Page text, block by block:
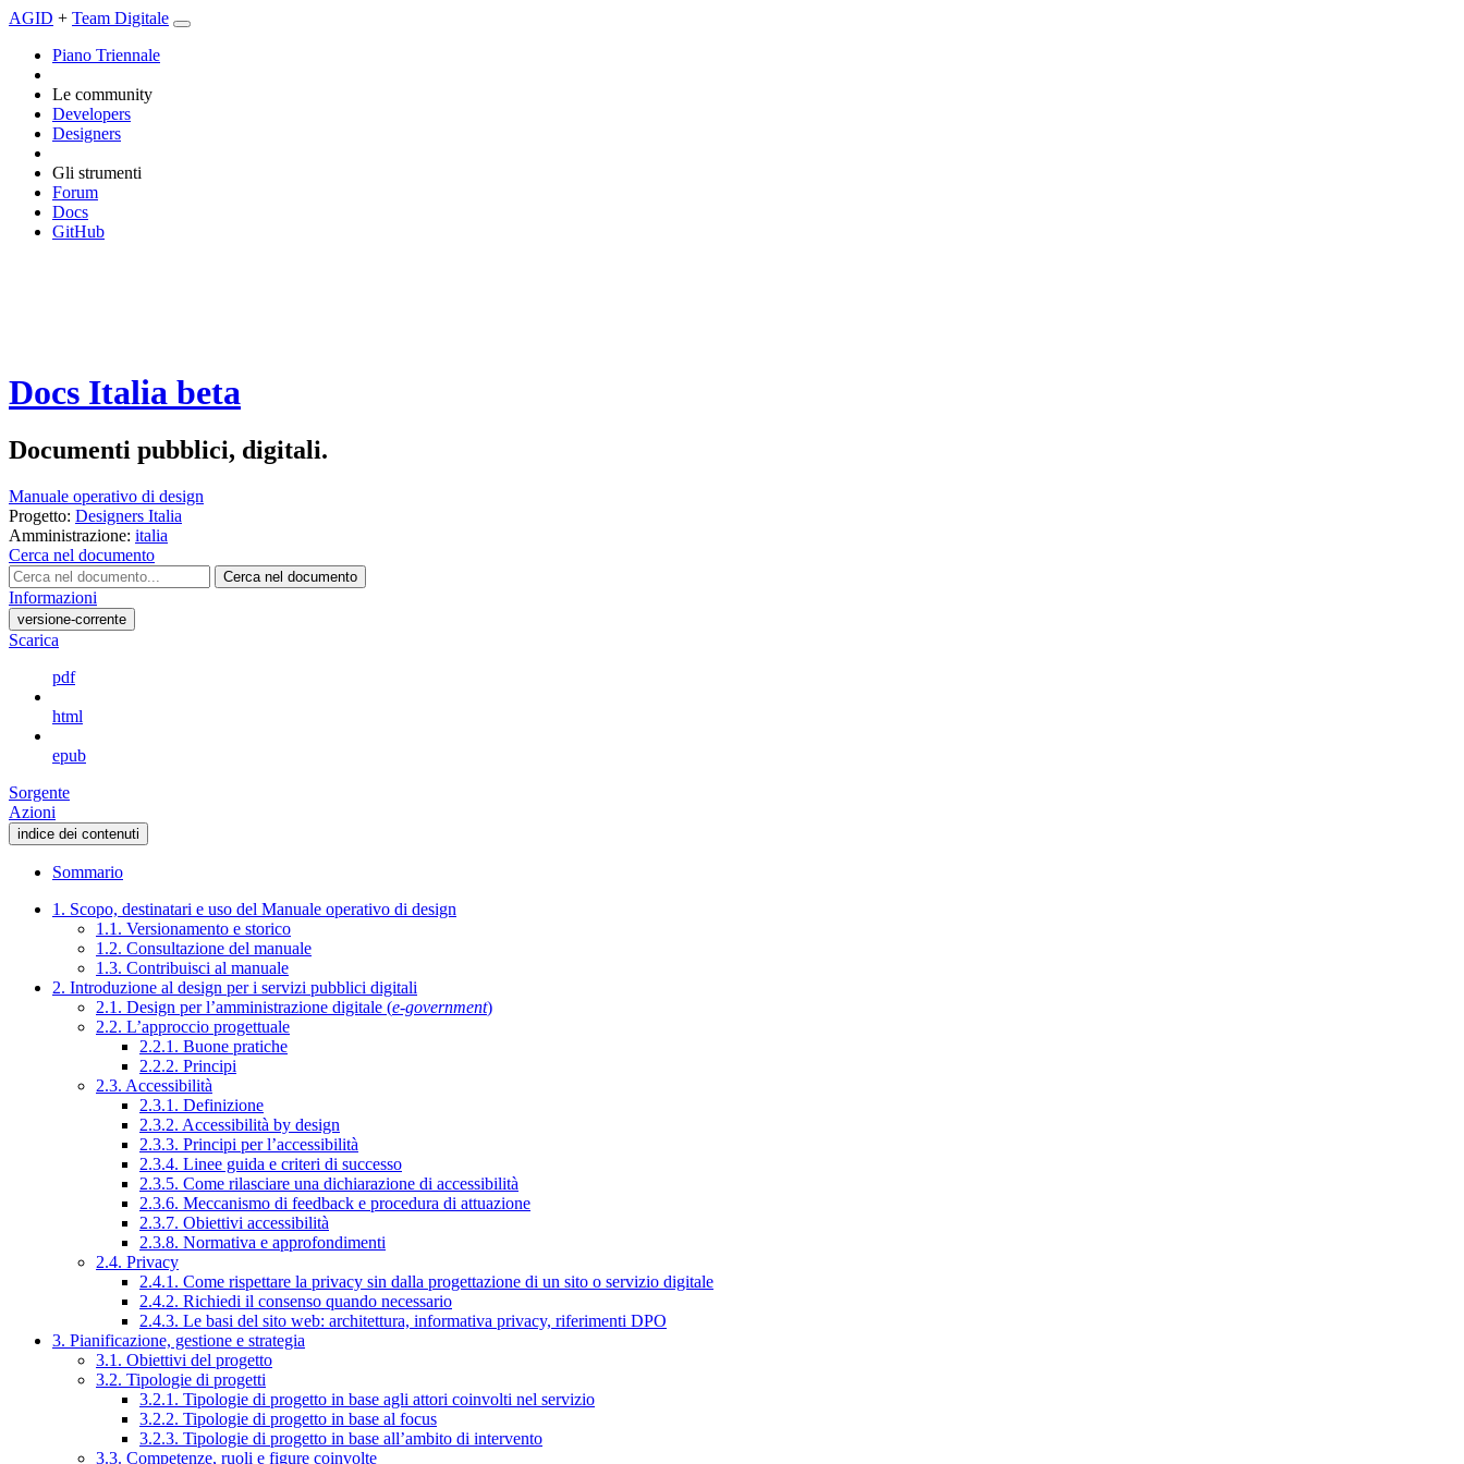
AGID + Team Digitale
Piano Triennale
Le community
Developers
Designers
Gli strumenti
Forum
Docs
GitHub
Docs Italia beta
Documenti pubblici, digitali.
Manuale operativo di design
Progetto: Designers Italia
Amministrazione: italia
Cerca nel documento
Cerca nel documento
Informazioni
versione-corrente
Scarica
pdf
html
epub
Sorgente
Azioni
indice dei contenuti
Sommario
1. Scopo, destinatari e uso del Manuale operativo di design
1.1. Versionamento e storico
1.2. Consultazione del manuale
1.3. Contribuisci al manuale
2. Introduzione al design per i servizi pubblici digitali
2.1. Design per l’amministrazione digitale (e-government)
2.2. L’approccio progettuale
2.2.1. Buone pratiche
2.2.2. Principi
2.3. Accessibilità
2.3.1. Definizione
2.3.2. Accessibilità by design
2.3.3. Principi per l’accessibilità
2.3.4. Linee guida e criteri di successo
2.3.5. Come rilasciare una dichiarazione di accessibilità
2.3.6. Meccanismo di feedback e procedura di attuazione
2.3.7. Obiettivi accessibilità
2.3.8. Normativa e approfondimenti
2.4. Privacy
2.4.1. Come rispettare la privacy sin dalla progettazione di un sito o servizio digitale
2.4.2. Richiedi il consenso quando necessario
2.4.3. Le basi del sito web: architettura, informativa privacy, riferimenti DPO
3. Pianificazione, gestione e strategia
3.1. Obiettivi del progetto
3.2. Tipologie di progetti
3.2.1. Tipologie di progetto in base agli attori coinvolti nel servizio
3.2.2. Tipologie di progetto in base al focus
3.2.3. Tipologie di progetto in base all’ambito di intervento
3.3. Competenze, ruoli e figure coinvolte